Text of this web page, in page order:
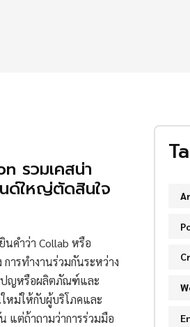
รวมเคสน่า
ด์ใหญ่ตัดสินใจ
นคำว่า Collab หรือ
ารทำงานร่วมกันระหว่าง
ปญหรือผลิตภัณฑ์และ
หม่ให้กับผู้บริโภคและ
แต่ถ้าถามว่าการร่วมมือ